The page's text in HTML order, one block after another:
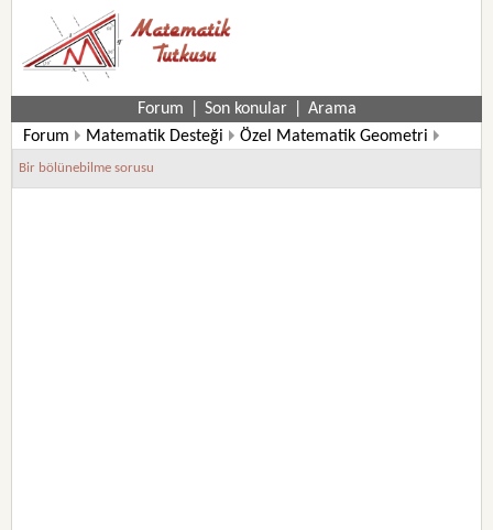
Forum Son konular
Arama
Forum
Matematik Desteği
Özel Matematik Geometri
Lise Olimpiyat Soruları
Bir bölünebilme sorusu